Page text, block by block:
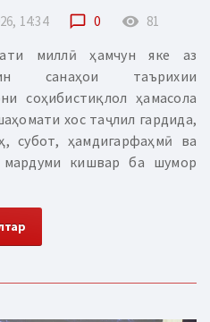
14:34 chat_bubble_outline 0 remove_red_eye 81
миллӣ ҳамчун яке аз
санаҳои таърихии
соҳибистиқлол ҳамасола
хос таҷлил гардида,
субот, ҳамдигарфаҳмӣ ва
мардуми кишвар ба шумор